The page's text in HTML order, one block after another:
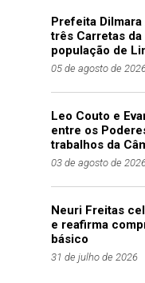
Prefeita
três Carretas
população de
05 de agosto de
Leo Couto e
entre os
trabalhos da
03 de agosto de
Neuri Freitas
e reafirma
básico
31 de julho de 2026